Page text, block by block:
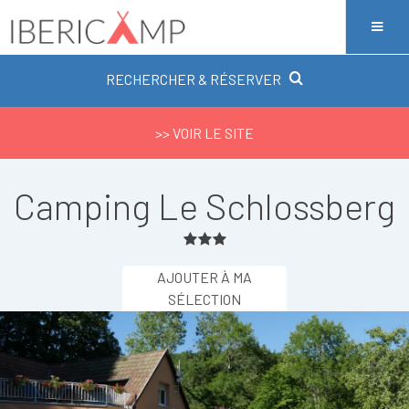
RECHERCHER & RÉSERVER
>> VOIR LE SITE
Camping Le Schlossberg
AJOUTER À MA
SÉLECTION